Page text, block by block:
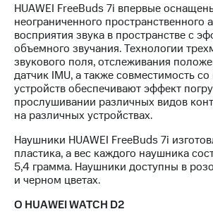
HUAWEI FreeBuds 7i впервые
неограниченного пространственного
восприятия звука в пространстве с
объемного звучания. Технологии
звукового поля, отслеживания
датчик IMU, а также совместимость
устройств обеспечивают эффект
прослушивании различных видов
на различных устройствах.
Наушники HUAWEI FreeBuds 7i
пластика, а вес каждого наушника
5,4 грамма. Наушники доступны в
и черном цветах.
О HUAWEI WATCH D2